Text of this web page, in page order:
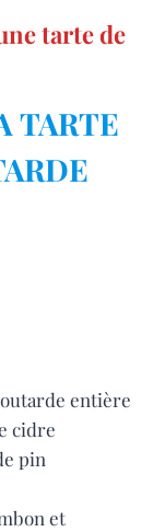
tarte de
TARTE
entière
cidre
pin
et